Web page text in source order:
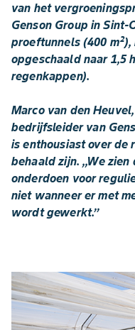
van het
Genson Group in
proeftunnels (400
opgeschaald naar 1,5
regenkappen).
Marco van den
bedrijfsleider van
is enthousiast over de
behaald zijn. ,,We zien
onderdoen voor
niet wanneer er met
wordt gewerkt.’’